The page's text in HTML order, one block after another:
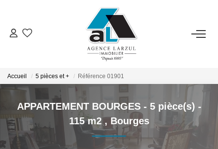
VENTES
LOCATIONS
GESTION
ESTIMATION
Accueil 5 pièces et + Référence 01901
APPARTEMENT BOURGES - 5 pièce(s) -
115 m2, Bourges